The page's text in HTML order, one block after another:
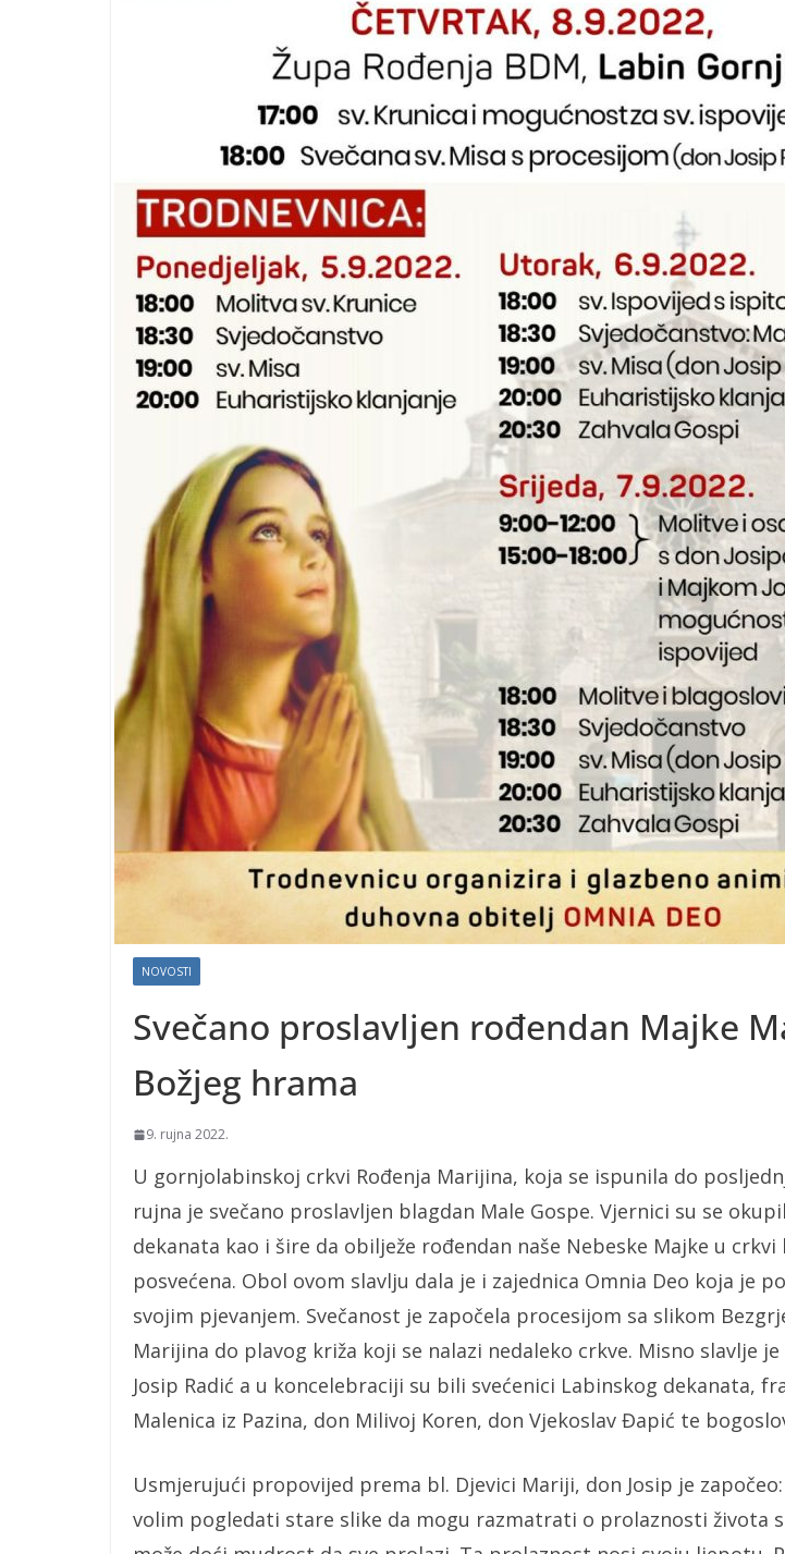
NOVOSTI
Svečano proslavljen rođendan Majke
Božjeg hrama
9. rujna 2022.
U gornjolabinskoj crkvi Rođenja Marijina, koja se ispunila do
rujna je svečano proslavljen blagdan Male Gospe. Vjernici su se
dekanata kao i šire da obilježe rođendan naše Nebeske Majke u crkvi
posvećena. Obol ovom slavlju dala je i zajednica Omnia Deo koja je
svojim pjevanjem. Svečanost je započela procesijom sa slikom
Marijina do plavog križa koji se nalazi nedaleko crkve. Misno slavlje
Josip Radić a u koncelebraciji su bili svećenici Labinskog dekanata,
Malenica iz Pazina, don Milivoj Koren, don Vjekoslav Đapić te
Usmjerujući propovijed prema bl. Djevici Mariji, don Josip je započeo:
volim pogledati stare slike da mogu razmatrati o prolaznosti života